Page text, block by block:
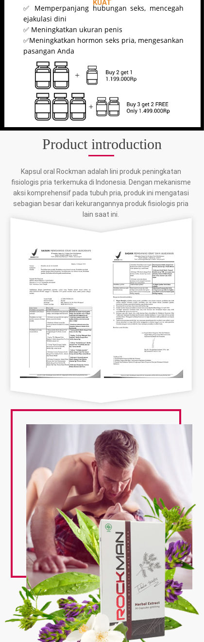
KUAT
✅ Memperpanjang hubungan seks, mencegah
ejakulasi dini
✅ Meningkatkan ukuran penis
✅Meningkatkan hormon seks pria, mengesankan
pasangan Anda
Kapsul oral Rockman adalah lini produk peningkatan
fisiologis pria terkemuka di Indonesia. Dengan mekanisme
aksi komprehensif pada tubuh pria, produk ini mengatasi
sebagian besar dari kekurangannya produk fisiologis pria
lain saat ini.
Product introduction